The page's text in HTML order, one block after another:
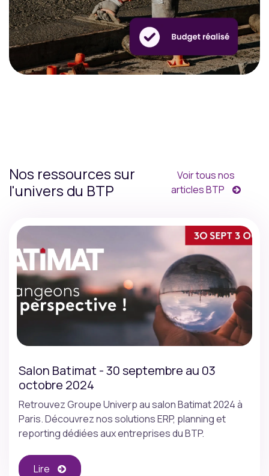
Nos ressources sur
l'univers du BTP
Voir tous nos
articles BTP
Salon Batimat - 30 septembre au 03
octobre 2024
Retrouvez Groupe Univerp au salon Batimat 2024 à
Paris. Découvrez nos solutions ERP, planning et
reporting dédiées aux entreprises du BTP.
Lire